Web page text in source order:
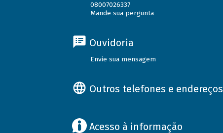
08007026337
Mande sua pergunta
Ouvidoria
Envie sua mensagem
Outros telefones e endereços
Acesso à informação